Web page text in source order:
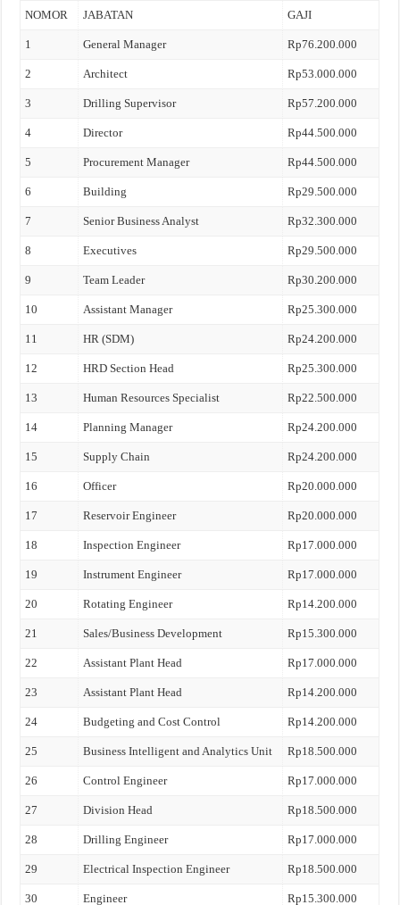
NOMOR JABATAN GAJI
1 General Manager Rp76.200.000
2 Architect Rp53.000.000
3 Drilling Supervisor Rp57.200.000
4 Director Rp44.500.000
5 Procurement Manager Rp44.500.000
6 Building Rp29.500.000
7 Senior Business Analyst Rp32.300.000
8 Executives Rp29.500.000
9 Team Leader Rp30.200.000
10 Assistant Manager Rp25.300.000
11 HR (SDM) Rp24.200.000
12 HRD Section Head Rp25.300.000
13 Human Resources Specialist Rp22.500.000
14 Planning Manager Rp24.200.000
15 Supply Chain Rp24.200.000
16 Officer Rp20.000.000
17 Reservoir Engineer Rp20.000.000
18 Inspection Engineer Rp17.000.000
19 Instrument Engineer Rp17.000.000
20 Rotating Engineer Rp14.200.000
21 Sales/Business Development Rp15.300.000
22 Assistant Plant Head Rp17.000.000
23 Assistant Plant Head Rp14.200.000
24 Budgeting and Cost Control Rp14.200.000
25 Business Intelligent and Analytics Unit Rp18.500.000
26 Control Engineer Rp17.000.000
27 Division Head Rp18.500.000
28 Drilling Engineer Rp17.000.000
29 Electrical Inspection Engineer Rp18.500.000
30 Engineer Rp15.300.000